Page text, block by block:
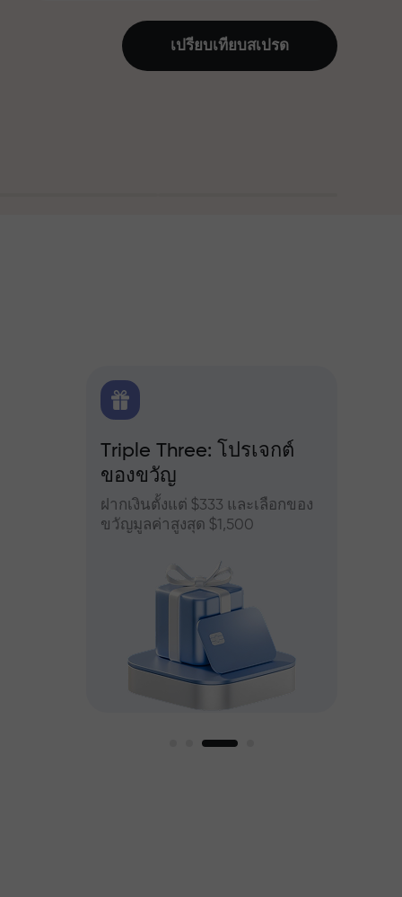
เปรียบเทียบสเปรด
Triple Three: โปรเจกต์
ของขวัญ
ฝากเงินตั้งแต่ $333 และเลือกของ
ขวัญมูลค่าสูงสุด $1,500